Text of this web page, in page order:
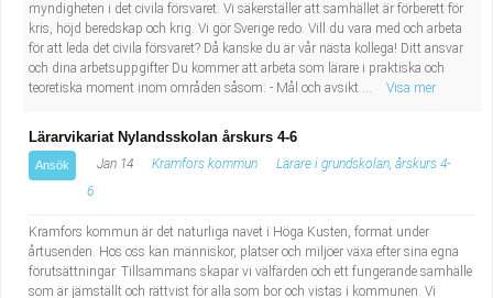
myndigheten i det civila försvaret. Vi säkerställer att samhället är förberett för
kris, höjd beredskap och krig. Vi gör Sverige redo. Vill du vara med och arbeta
för att leda det civila försvaret? Då kanske du är vår nästa kollega! Ditt ansvar
och dina arbetsuppgifter Du kommer att arbeta som lärare i praktiska och
teoretiska moment inom områden såsom: - Mål och avsikt ...
Visa mer
Lärarvikariat Nylandsskolan årskurs 4-6
Ansök Jan 14 Kramfors kommun
Lärare i grundskolan, årskurs 4-
6
Kramfors kommun är det naturliga navet i Höga Kusten, format under
årtusenden. Hos oss kan människor, platser och miljöer växa efter sina egna
förutsättningar. Tillsammans skapar vi välfärden och ett fungerande samhälle
som är jämställt och rättvist för alla som bor och vistas i kommunen. Vi